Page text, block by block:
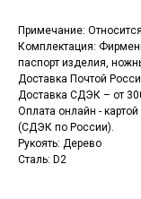
Примечание:
Комплектация:
паспорт изделия,
Доставка Почтой
Доставка СДЭК – от
Оплата онлайн -
(СДЭК по России).
Рукоять: Дерево
Сталь: D2